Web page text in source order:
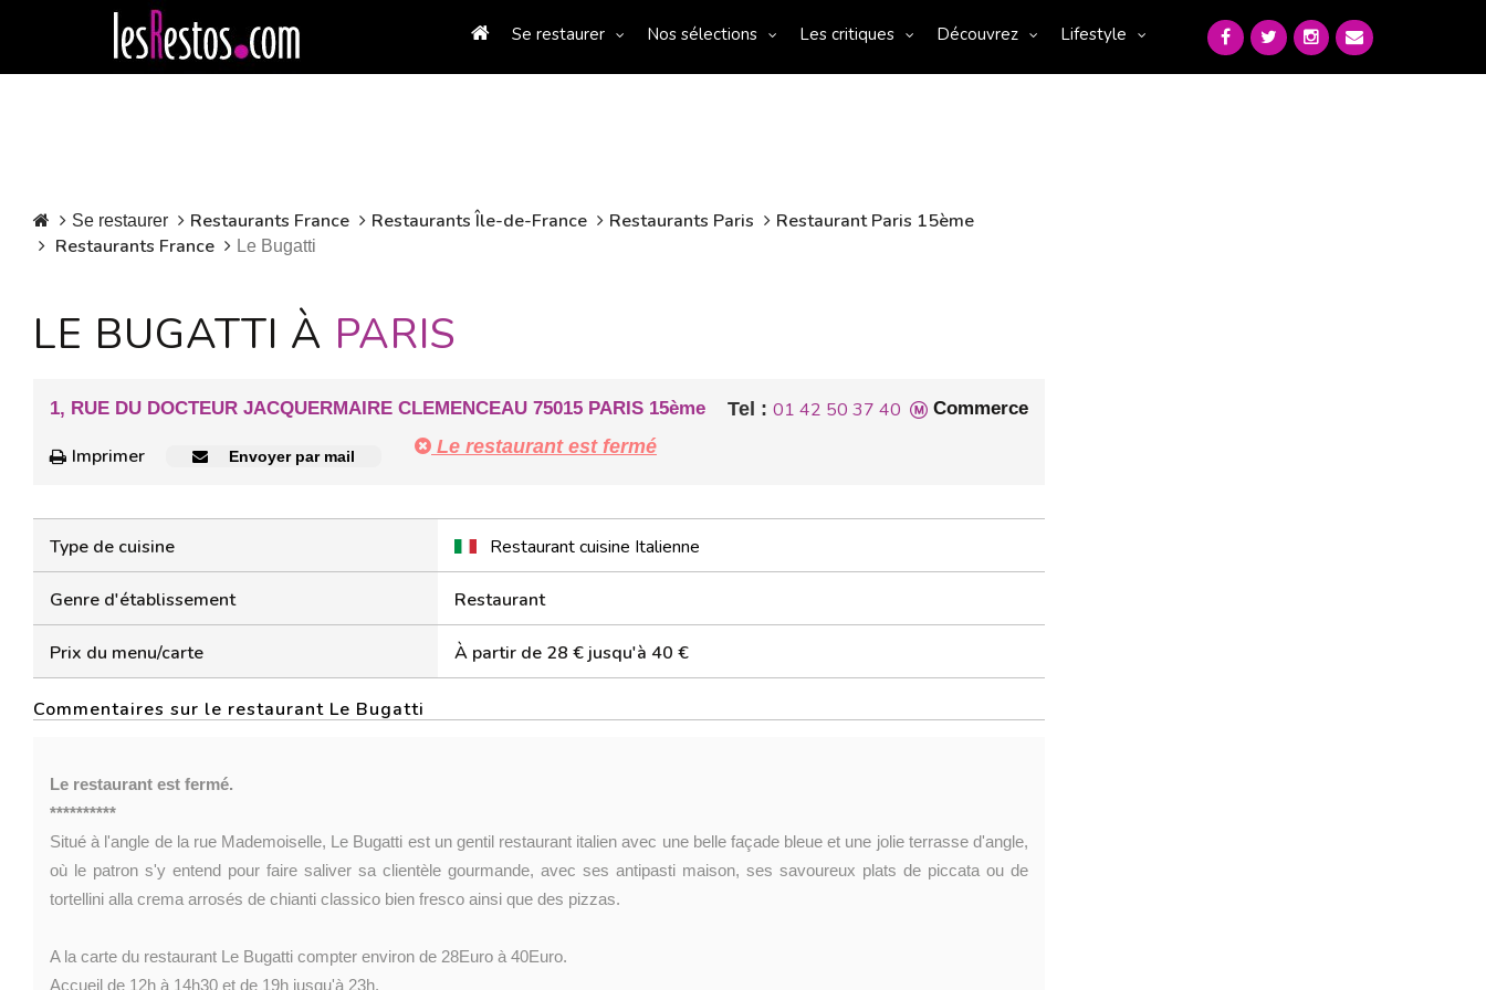
Se restaurer Nos sélections Les critiques Découvrez Lifestyle
Se restaurer Restaurants France Restaurants Île-de-France Restaurants Paris
Restaurant Paris 15ème
Restaurants France
Le Bugatti
LE BUGATTI À PARIS
1, RUE DU DOCTEUR JACQUERMAIRE CLEMENCEAU 75015 PARIS 15ème Commerce
Tel : 01 42 50 37 40
Imprimer
Envoyer par mail Le restaurant est fermé
Type de cuisine Restaurant cuisine Italienne
Genre d'établissement Restaurant
Prix du menu/carte À partir de 28 € jusqu'à 40 €
Commentaires sur le restaurant Le Bugatti
Le restaurant est fermé.
**********
Situé à l'angle de la rue Mademoiselle, Le Bugatti est un gentil restaurant italien avec une belle façade bleue et une jolie terrasse d'angle,
où le patron s'y entend pour faire saliver sa clientèle gourmande, avec ses antipasti maison, ses savoureux plats de piccata ou de
tortellini alla crema arrosés de chianti classico bien fresco ainsi que des pizzas.
A la carte du restaurant Le Bugatti compter environ de 28Euro à 40Euro.
Accueil de 12h à 14h30 et de 19h jusqu'à 23h.